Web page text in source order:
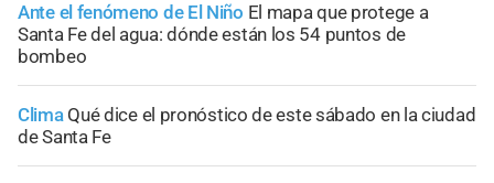
Ante el fenómeno de El Niño El mapa que protege a
Santa Fe del agua: dónde están los 54 puntos de
bombeo
Clima Qué dice el pronóstico de este sábado en la ciudad
de Santa Fe